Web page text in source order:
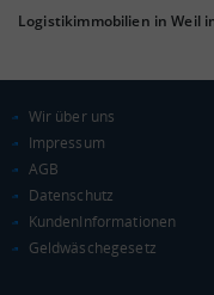
0 €
WIRTSCHAFTSKRAFT
Logistikimmobilien in Weil
Wir über uns
Impressum
AGB
Datenschutz
KundenInformationen
Geldwäschegesetz